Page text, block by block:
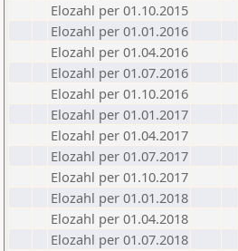
Elozahl per 01.10.2015
Elozahl per 01.01.2016
Elozahl per 01.04.2016
Elozahl per 01.07.2016
Elozahl per 01.10.2016
Elozahl per 01.01.2017
Elozahl per 01.04.2017
Elozahl per 01.07.2017
Elozahl per 01.10.2017
Elozahl per 01.01.2018
Elozahl per 01.04.2018
Elozahl per 01.07.2018